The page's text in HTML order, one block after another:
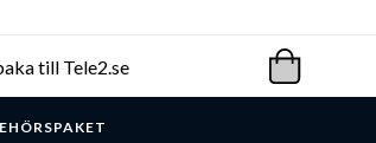
till Tele2.se